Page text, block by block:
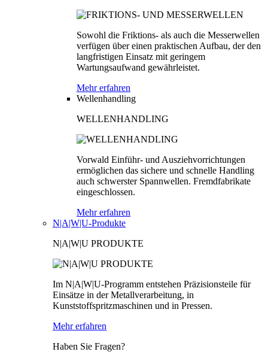
Sowohl die Friktions- als auch die Messerwellen
verfügen über einen praktischen Aufbau, der den
langfristigen Einsatz mit geringem
Wartungsaufwand gewährleistet.
Mehr erfahren
Wellenhandling
WELLENHANDLING
Vorwald Einführ- und Ausziehvorrichtungen
ermöglichen das sichere und schnelle Handling
auch schwerster Spannwellen. Fremdfabrikate
eingeschlossen.
Mehr erfahren
N|A|W|U-Produkte
N|A|W|U PRODUKTE
Im N|A|W|U-Programm entstehen Präzisionsteile für
Einsätze in der Metallverarbeitung, in
Kunststoffspritzmaschinen und in Pressen.
Mehr erfahren
Haben Sie Fragen?